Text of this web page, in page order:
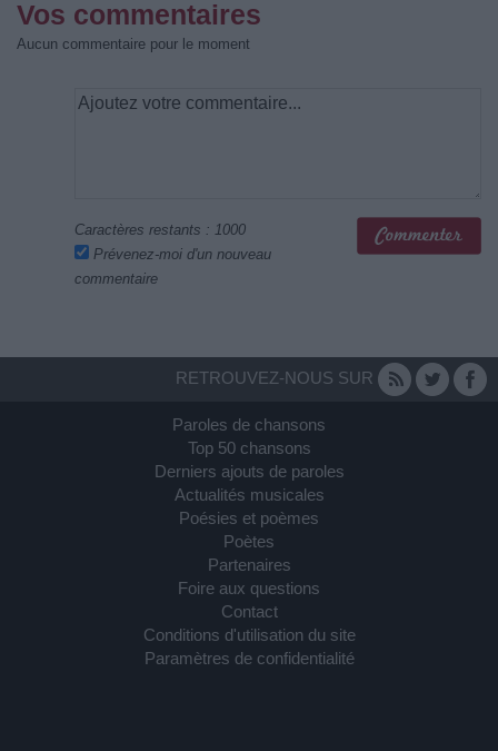
Vos commentaires
Aucun commentaire pour le moment
Caractères restants : 1000
Prévenez-moi d'un nouveau
commentaire
RETROUVEZ-NOUS SUR
Paroles de chansons
Top 50 chansons
Derniers ajouts de paroles
Actualités musicales
Poésies et poèmes
Poètes
Partenaires
Foire aux questions
Contact
Conditions d'utilisation du site
Paramètres de confidentialité